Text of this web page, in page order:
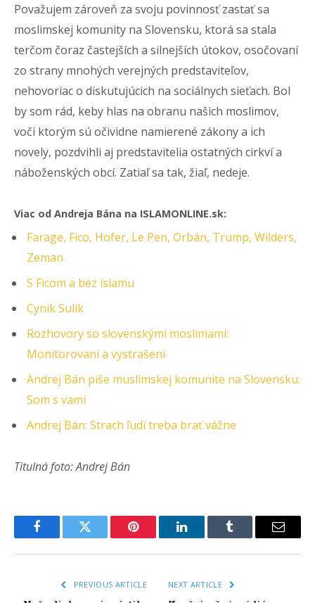
Považujem zároveň za svoju povinnosť zastať sa
moslimskej komunity na Slovensku, ktorá sa stala
terčom čoraz častejších a silnejších útokov, osočovaní
zo strany mnohých verejných predstaviteľov,
nehovoriac o diskutujúcich na sociálnych sieťach. Bol
by som rád, keby hlas na obranu našich moslimov,
voči ktorým sú očividne namierené zákony a ich
novely, pozdvihli aj predstavitelia ostatných cirkví a
náboženských obcí. Zatiaľ sa tak, žiaľ, nedeje.
Viac od Andreja Bána na ISLAMONLINE.sk:
Farage, Fico, Hofer, Le Pen, Orbán, Trump, Wilders,
Zeman
S Ficom a bez islamu
Cynik Sulík
Rozhovory so slovenskými moslimami:
Monitorovaní a vystrašení
Andrej Bán píše muslimskej komunite na Slovensku:
Som s vami
Andrej Bán: Strach ľudí treba brať vážne
Titulná foto: Andrej Bán
FacebookTwitter Pinterest LinkedInTumblr Email
PREVIOUS ARTICLE NEXT ARTICLE